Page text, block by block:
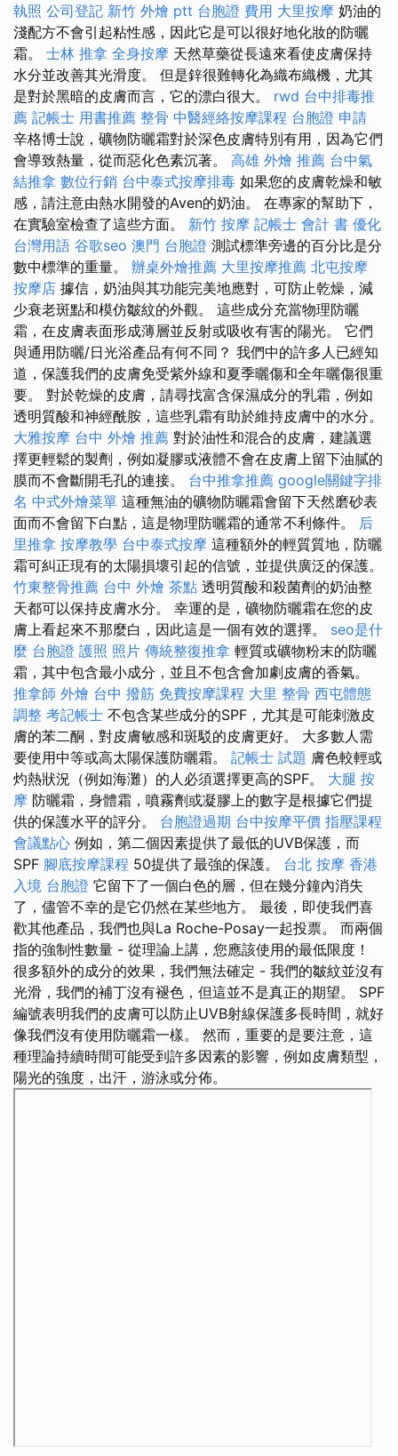
執照 公司登記 新竹 外燴 ptt 台胞證 費用 大里按摩 奶油的
淺配方不會引起粘性感，因此它是可以很好地化妝的防曬
霜。 士林 推拿 全身按摩 天然草藥從長遠來看使皮膚保持
水分並改善其光滑度。 但是鋅很難轉化為織布織機，尤其
是對於黑暗的皮膚而言，它的漂白很大。 rwd 台中排毒推
薦 記帳士 用書推薦 整骨 中醫經絡按摩課程 台胞證 申請
辛格博士說，礦物防曬霜對於深色皮膚特別有用，因為它們
會導致熱量，從而惡化色素沉著。 高雄 外燴 推薦 台中氣
結推拿 數位行銷 台中泰式按摩排毒 如果您的皮膚乾燥和敏
感，請注意由熱水開發的Aven的奶油。 在專家的幫助下，
在實驗室檢查了這些方面。 新竹 按摩 記帳士 會計 書 優化
台灣用語 谷歌seo 澳門 台胞證 測試標準旁邊的百分比是分
數中標準的重量。 辦桌外燴推薦 大里按摩推薦 北屯按摩
按摩店 據信，奶油與其功能完美地應對，可防止乾燥，減
少衰老斑點和模仿皺紋的外觀。 這些成分充當物理防曬
霜，在皮膚表面形成薄層並反射或吸收有害的陽光。 它們
與通用防曬/日光浴產品有何不同？ 我們中的許多人已經知
道，保護我們的皮膚免受紫外線和夏季曬傷和全年曬傷很重
要。 對於乾燥的皮膚，請尋找富含保濕成分的乳霜，例如
透明質酸和神經酰胺，這些乳霜有助於維持皮膚中的水分。
大雅按摩 台中 外燴 推薦 對於油性和混合的皮膚，建議選
擇更輕鬆的製劑，例如凝膠或液體不會在皮膚上留下油膩的
膜而不會斷開毛孔的連接。 台中推拿推薦 google關鍵字排
名 中式外燴菜單 這種無油的礦物防曬霜會留下天然磨砂表
面而不會留下白點，這是物理防曬霜的通常不利條件。 后
里推拿 按摩教學 台中泰式按摩 這種額外的輕質質地，防曬
霜可糾正現有的太陽損壞引起的信號，並提供廣泛的保護。
竹東整骨推薦 台中 外燴 茶點 透明質酸和殺菌劑的奶油整
天都可以保持皮膚水分。 幸運的是，礦物防曬霜在您的皮
膚上看起來不那麼白，因此這是一個有效的選擇。 seo是什
麼 台胞證 護照 照片 傳統整復推拿 輕質或礦物粉末的防曬
霜，其中包含最小成分，並且不包含會加劇皮膚的香氣。
推拿師 外燴 台中 撥筋 免費按摩課程 大里 整骨 西屯體態
調整 考記帳士 不包含某些成分的SPF，尤其是可能刺激皮
膚的苯二酮，對皮膚敏感和斑駁的皮膚更好。 大多數人需
要使用中等或高太陽保護防曬霜。 記帳士 試題 膚色較輕或
灼熱狀況（例如海灘）的人必須選擇更高的SPF。 大腿 按
摩 防曬霜，身體霜，噴霧劑或凝膠上的數字是根據它們提
供的保護水平的評分。 台胞證過期 台中按摩平價 指壓課程
會議點心 例如，第二個因素提供了最低的UVB保護，而
SPF 腳底按摩課程 50提供了最強的保護。 台北 按摩 香港
入境 台胞證 它留下了一個白色的層，但在幾分鐘內消失
了，儘管不幸的是它仍然在某些地方。 最後，即使我們喜
歡其他產品，我們也與La Roche-Posay一起投票。 而兩個
指的強制性數量 - 從理論上講，您應該使用的最低限度！
很多額外的成分的效果，我們無法確定 - 我們的皺紋並沒有
光滑，我們的補丁沒有褪色，但這並不是真正的期望。 SPF
編號表明我們的皮膚可以防止UVB射線保護多長時間，就好
像我們沒有使用防曬霜一樣。 然而，重要的是要注意，這
種理論持續時間可能受到許多因素的影響，例如皮膚類型，
陽光的強度，出汗，游泳或分佈。